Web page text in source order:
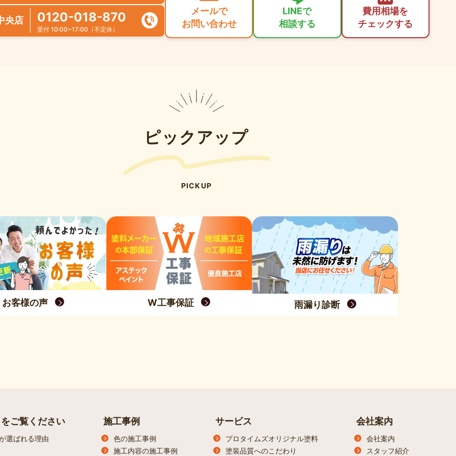
央店 0120-018-870
受付 10:00~17:00（不定休）
メールで
お問い合わせ
LINEで
相談する
費用相場を
チェックする
ピックアップ
PICKUP
お客様の声 W工事保証 雨漏り診断
ご覧ください
選ばれる理由
施工事例
色の施工事例
施工内容の施工事例
サービス
プロタイムズオリジナル塗料
塗装品質へのこだわり
会社案内
会社案内
スタッフ紹介